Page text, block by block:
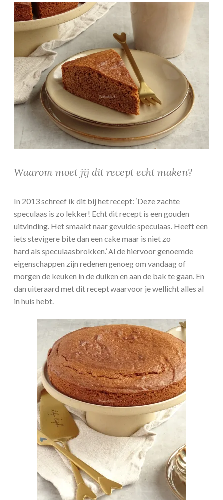
Waarom moet jij dit recept echt maken?
In 2013 schreef ik dit bij het recept: ‘Deze zachte
speculaas is zo lekker! Echt dit recept is een gouden
uitvinding. Het smaakt naar gevulde speculaas. Heeft een
iets stevigere bite dan een cake maar is niet zo
hard als speculaasbrokken.’ Al de hiervoor genoemde
eigenschappen zijn redenen genoeg om vandaag of
morgen de keuken in de duiken en aan de bak te gaan. En
dan uiteraard met dit recept waarvoor je wellicht alles al
in huis hebt.